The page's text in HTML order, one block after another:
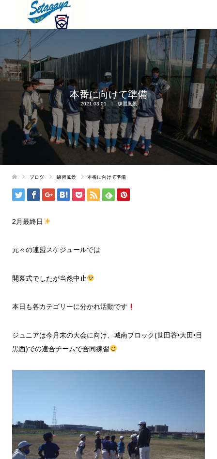
本番に向けて準備
2021.03.01 練習風景
ブログ 練習風景 本番に向けて準備
2月最終日
元々の連盟スケジュールでは
開幕式でしたが当然中止
本日も各カテゴリーに分かれ活動です
ジュニアは今月末の大会に向け、城南ブロック(世田谷•大田•目
黒西)での連合チームで合同練習